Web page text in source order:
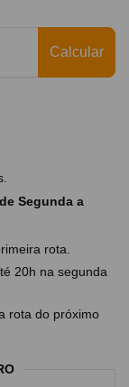
Calcular
Segunda a
rota.
20h na segunda
rota do próximo